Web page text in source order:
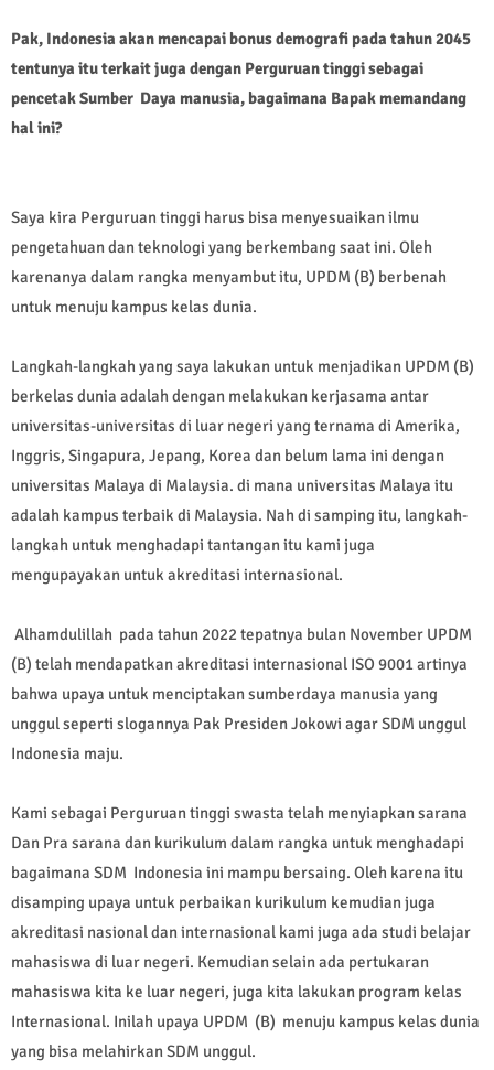
Pak, Indonesia akan mencapai bonusdemografi pada tahun 2045
tentunya itu terkait juga dengan Perguruantinggi sebagai
pencetak Sumber Daya manusia, bagaimana Bapak memandang
hal ini?
Saya kira Perguruan tinggi harus bisa menyesuaikan ilmu
pengetahuan dan teknologi yang berkembang saat ini. Oleh
karenanya dalam rangka menyambut itu, UPDM (B) berbenah
untuk menuju kampus kelas dunia.
Langkah-langkah yang saya lakukan untuk menjadikan UPDM (B)
berkelas dunia adalah dengan melakukan kerjasama antar
universitas-universitas di luar negeri yang ternama di Amerika,
Inggris, Singapura, Jepang, Korea dan belum lama ini dengan
universitas Malaya di Malaysia. di mana universitas Malaya itu
adalah kampus terbaik di Malaysia. Nah di samping itu, langkah-
langkah untuk menghadapi tantangan itu kami juga
mengupayakan untuk akreditasi internasional.
Alhamdulillah pada tahun 2022 tepatnya bulan November UPDM
(B) telah mendapatkan akreditasi internasional ISO 9001 artinya
bahwa upaya untuk menciptakan sumberdaya manusia yang
unggul seperti slogannya Pak Presiden Jokowi agar SDM unggul
Indonesia maju.
Kami sebagai Perguruan tinggi swasta telah menyiapkan sarana
Dan Pra sarana dan kurikulum dalam rangka untuk menghadapi
bagaimana SDM Indonesia ini mampu bersaing. Oleh karena itu
disamping upaya untuk perbaikan kurikulum kemudian juga
akreditasi nasional dan internasional kami juga ada studi belajar
mahasiswa di luar negeri. Kemudian selain ada pertukaran
mahasiswa kita ke luar negeri, juga kita lakukan program kelas
Internasional. Inilah upaya UPDM (B) menuju kampus kelas dunia
yang bisa melahirkan SDM unggul.